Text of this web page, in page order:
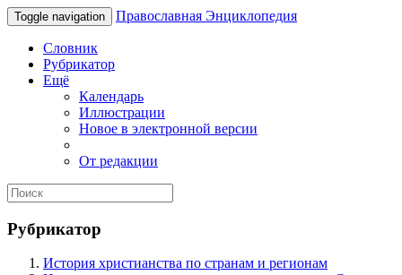
Toggle navigation Православная Энциклопедия
Словник
Рубрикатор
Ещё
Календарь
Иллюстрации
Новое в электронной версии
От редакции
Рубрикатор
История христианства по странам и регионам